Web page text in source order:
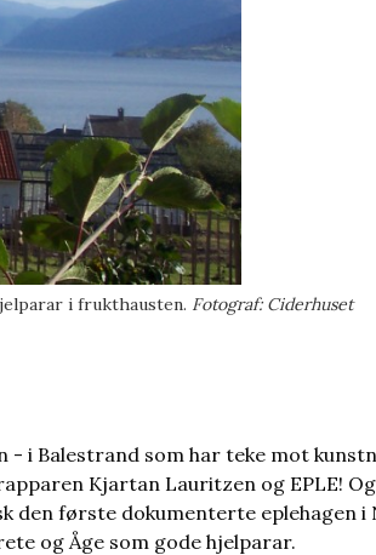
i frukthausten. Fotograf: Ciderhuset
i Balestrand som har teke mot
Kjartan Lauritzen og EPLE!
den første dokumenterte eplehagen i
og Åge som gode hjelparar.